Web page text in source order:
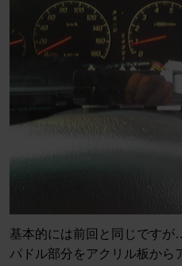
基本的には前回と同じですが
パドル部分をアクリル板から